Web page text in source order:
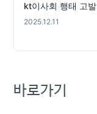
kt이사회 행태 고발
2025.12.11
바로가기